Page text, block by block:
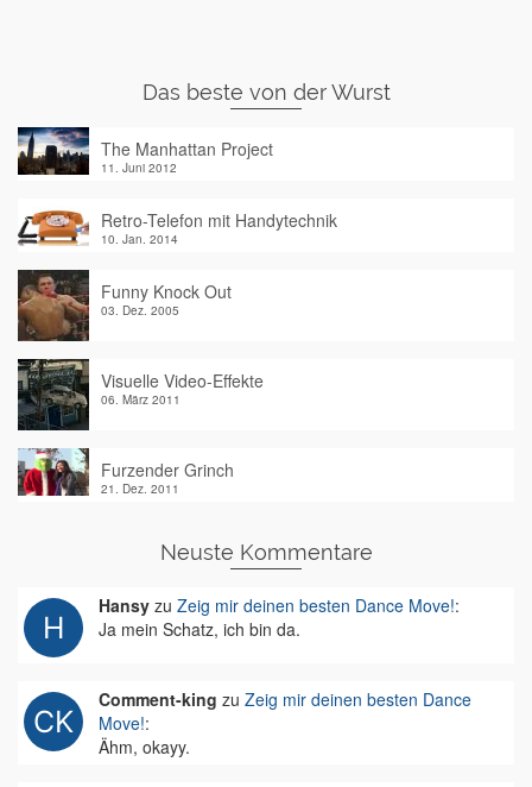
Das beste von der Wurst
The Manhattan Project
11. Juni 2012
Retro-Telefon mit Handytechnik
10. Jan. 2014
Funny Knock Out
03. Dez. 2005
Visuelle Video-Effekte
06. März 2011
Furzender Grinch
21. Dez. 2011
Neuste Kommentare
Hansy zu Zeig mir deinen besten Dance Move!:
Ja mein Schatz, ich bin da.
Comment-king zu Zeig mir deinen besten Dance
Move!:
Ähm, okayy.